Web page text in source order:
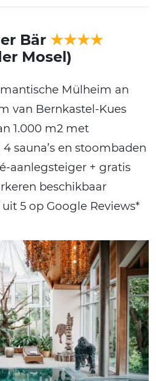
Bär ★★★★
Mosel)
Mülheim an
van Bernkastel-Kues
1.000 m2 met
sauna’s en stoombaden
aanlegsteiger + gratis
beschikbaar
uit 5 op Google Reviews*